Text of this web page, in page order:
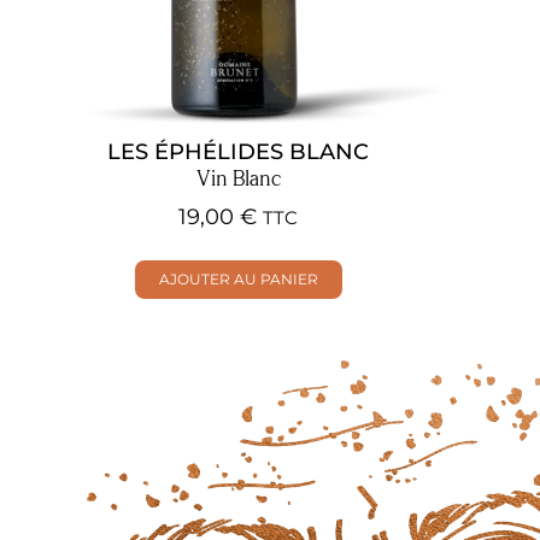
LES ÉPHÉLIDES BLANC
Vin Blanc
19,00€ TTC
AJOUTER AU PANIER